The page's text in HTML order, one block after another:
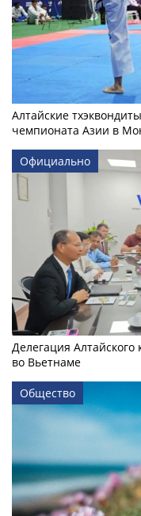
Алтайские
чемпионата Азии в
Официально
Делегация
во Вьетнаме
Общество